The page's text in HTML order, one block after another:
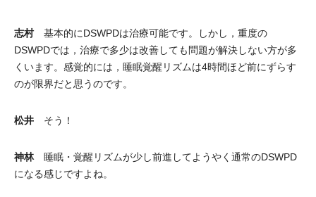
志村基本的にDSWPDは治療可能です。しかし，重度の
DSWPDでは，治療で多少は改善しても問題が解決しない方が多
くいます。感覚的には，睡眠覚醒リズムは4時間ほど前にずらす
のが限界だと思うのです。
松井 そう！
神林睡眠・覚醒リズムが少し前進してようやく通常のDSWPD
になる感じですよね。